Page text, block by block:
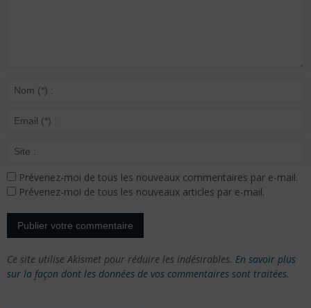
Prévenez-moi de tous les nouveaux commentaires par e-mail.
Prévenez-moi de tous les nouveaux articles par e-mail.
Ce site utilise Akismet pour réduire les indésirables. En savoir plus
sur la façon dont les données de vos commentaires sont traitées.